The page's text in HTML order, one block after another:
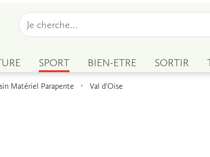
SPORT BIEN-ETRE SORTIR
Matériel Parapente Val d'Oise